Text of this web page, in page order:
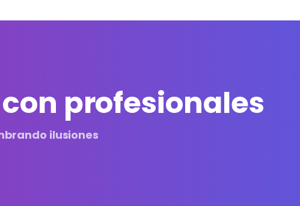
profesionales
ilusiones